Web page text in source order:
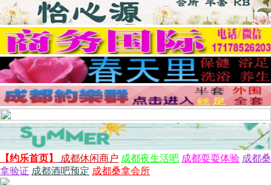
【约乐首页】 成都休闲商户 成都夜生活吧 成都耍耍体验 成都桑
拿验证 成都酒吧预定 成都桑拿会所